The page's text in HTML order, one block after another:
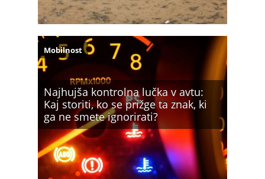
Najhujša kontrolna lučka v avtu:
Kaj storiti, ko se prižge ta znak, ki
ga ne smete ignorirati?
Mobilnost